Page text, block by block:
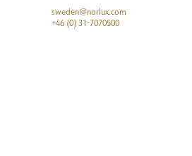
sweden@norlux.com
+46 (0) 31-7070500